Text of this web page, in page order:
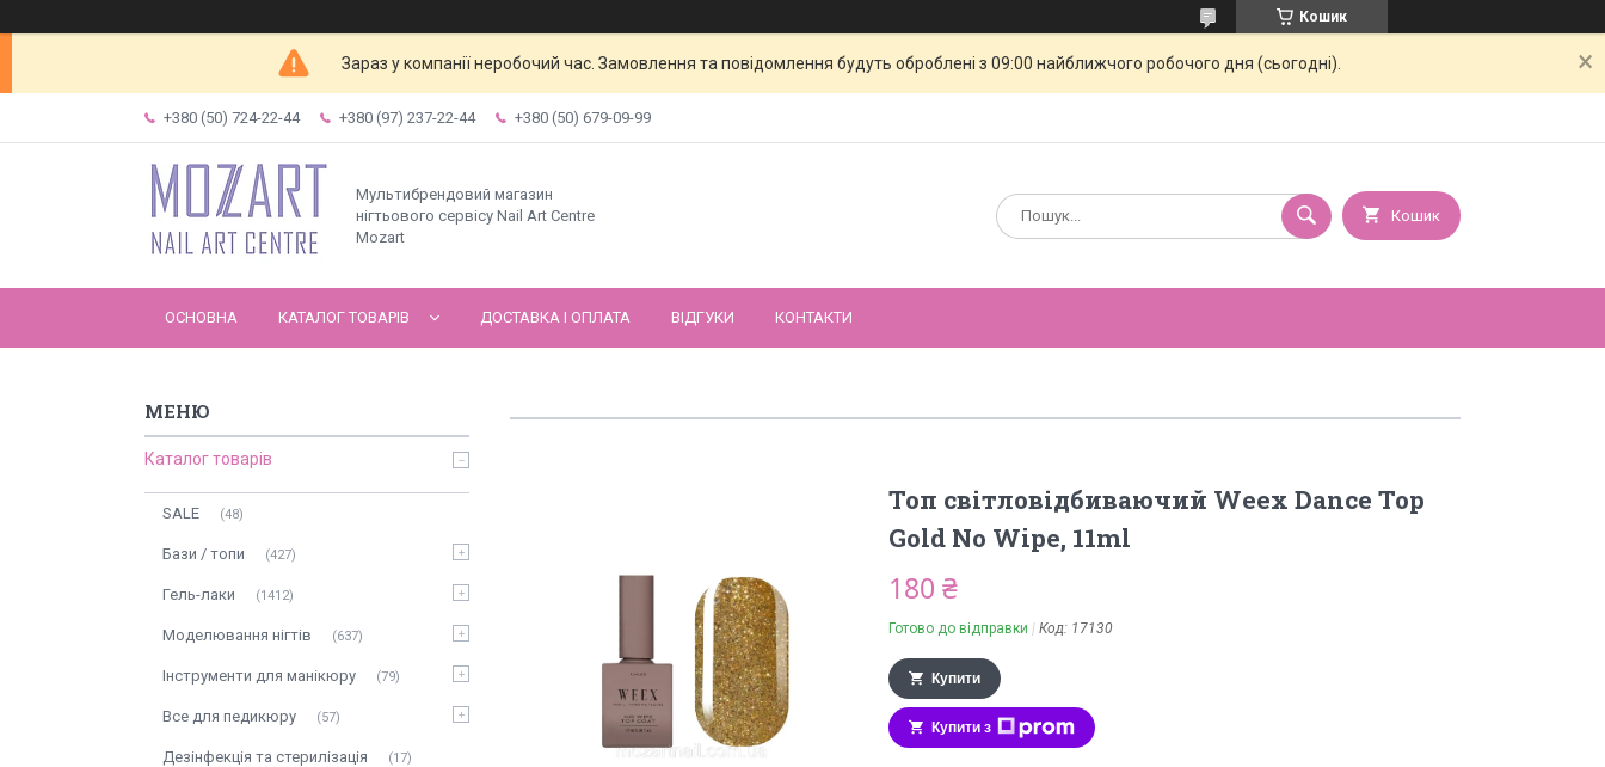
Кошик
Зараз у компанії неробочий час. Замовлення та повідомлення будуть оброблені з 09:00 найближчого робочого дня (сьогодні).
+380 (50) 724-22-44 +380 (97) 237-22-44 +380 (50) 679-09-99
Мультибрендовий магазин
нігтьового сервісу Nail Art Centre
Mozart
Кошик
ОСНОВНА КАТАЛОГ ТОВАРІВ ДОСТАВКА І ОПЛАТА ВІДГУКИ КОНТАКТИ
Топ світловідбиваючий Weex Dance Top
Gold No Wipe, 11ml
180 ₴
Готово до відправки Код: 17130
Купити
Купити з
Каталог товарів
SALE 48
Бази / топи 427
Гель-лаки 1412
Моделювання нігтів 637
Інструменти для манікюру 79
Все для педикюру 57
Дезінфекція та стерилізація 17